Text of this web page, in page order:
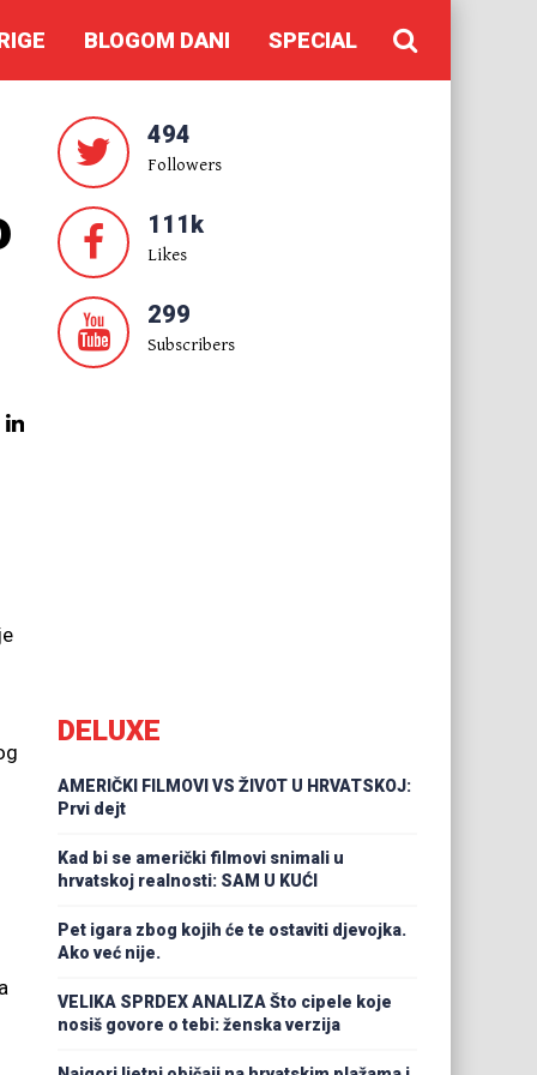
BLOGOM DANI SPECIAL
494
Followers
111k
Likes
299
Subscribers
DELUXE
AMERIČKI FILMOVI VS ŽIVOT U HRVATSKOJ:
Prvi dejt
Kad bi se američki filmovi snimali u
hrvatskoj realnosti: SAM U KUĆI
Pet igara zbog kojih će te ostaviti djevojka.
Ako već nije.
VELIKA SPRDEX ANALIZA Što cipele koje
nosiš govore o tebi: ženska verzija